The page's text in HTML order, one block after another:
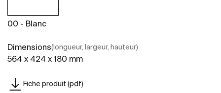
00 - Blanc
Dimensions(longueur, largeur, hauteur)
564 x 424 x 180 mm
Fiche produit (pdf)